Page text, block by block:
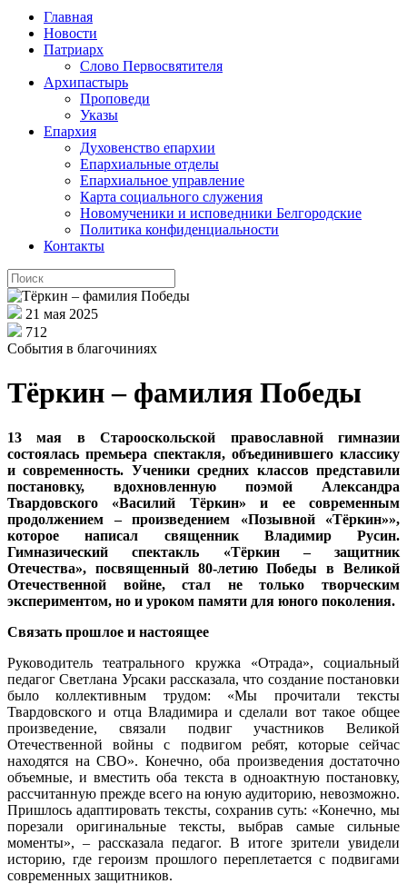
Главная
Новости
Патриарх
Слово Первосвятителя
Архипастырь
Проповеди
Указы
Епархия
Духовенство епархии
Епархиальные отделы
Епархиальное управление
Карта социального служения
Новомученики и исповедники Белгородские
Политика конфиденциальности
Контакты
21 мая 2025
712
События в благочиниях
Тёркин – фамилия Победы
13 мая в Старооскольской православной гимназии
состоялась премьера спектакля, объединившего классику
и современность. Ученики средних классов представили
постановку, вдохновленную поэмой Александра
Твардовского «Василий Тёркин» и ее современным
продолжением – произведением «Позывной «Тёркин»»,
которое написал священник Владимир Русин.
Гимназический спектакль «Тёркин – защитник
Отечества», посвященный 80-летию Победы в Великой
Отечественной войне, стал не только творческим
экспериментом, но и уроком памяти для юного поколения.
Связать прошлое и настоящее
Руководитель театрального кружка «Отрада», социальный
педагог Светлана Урсаки рассказала, что создание постановки
было коллективным трудом: «Мы прочитали тексты
Твардовского и отца Владимира и сделали вот такое общее
произведение, связали подвиг участников Великой
Отечественной войны с подвигом ребят, которые сейчас
находятся на СВО». Конечно, оба произведения достаточно
объемные, и вместить оба текста в одноактную постановку,
рассчитанную прежде всего на юную аудиторию, невозможно.
Пришлось адаптировать тексты, сохранив суть: «Конечно, мы
порезали оригинальные тексты, выбрав самые сильные
моменты», – рассказала педагог. В итоге зрители увидели
историю, где героизм прошлого переплетается с подвигами
современных защитников.